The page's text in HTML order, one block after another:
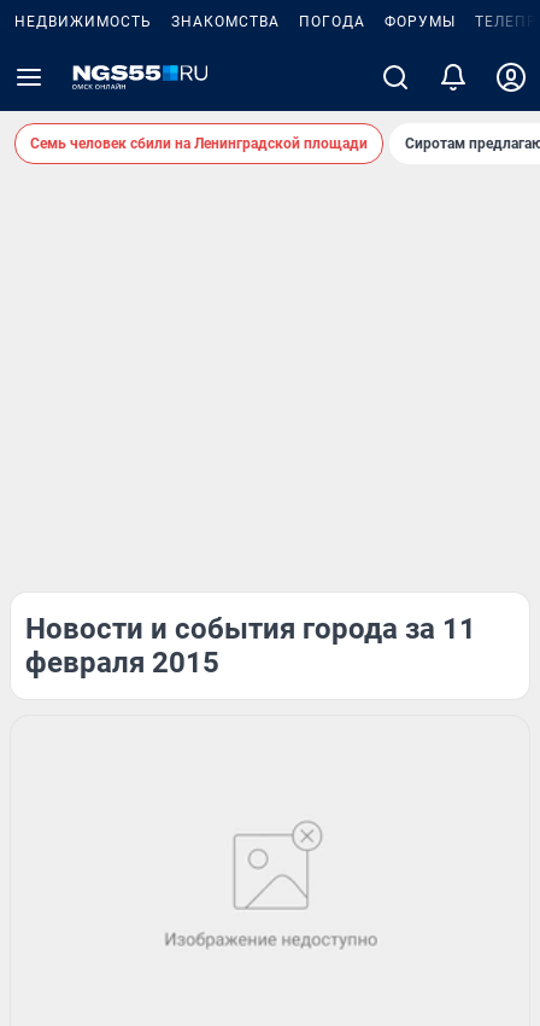
НЕДВИЖИМОСТЬ ЗНАКОМСТВА ПОГОДА ФОРУМЫ
Семь человек сбили на Ленинградской площади Сиротам
Новости и события города за 11
февраля 2015